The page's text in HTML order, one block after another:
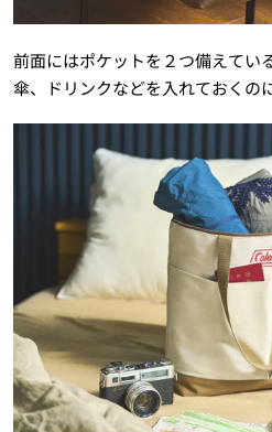
前面にはポケットを２つ備えてい
傘、ドリンクなどを入れておくの